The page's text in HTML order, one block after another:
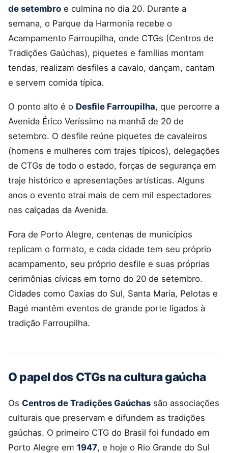
de setembro e culmina no dia 20. Durante a
semana, o Parque da Harmonia recebe o
Acampamento Farroupilha, onde CTGs (Centros de
Tradições Gaúchas), piquetes e famílias montam
tendas, realizam desfiles a cavalo, dançam, cantam
e servem comida típica.
O ponto alto é o Desfile Farroupilha, que percorre a
Avenida Érico Veríssimo na manhã de 20 de
setembro. O desfile reúne piquetes de cavaleiros
(homens e mulheres com trajes típicos), delegações
de CTGs de todo o estado, forças de segurança em
traje histórico e apresentações artísticas. Alguns
anos o evento atrai mais de cem mil espectadores
nas calçadas da Avenida.
Fora de Porto Alegre, centenas de municípios
replicam o formato, e cada cidade tem seu próprio
acampamento, seu próprio desfile e suas próprias
cerimônias cívicas em torno do 20 de setembro.
Cidades como Caxias do Sul, Santa Maria, Pelotas e
Bagé mantêm eventos de grande porte ligados à
tradição Farroupilha.
O papel dos CTGs na cultura gaúcha
Os Centros de Tradições Gaúchas são associações
culturais que preservam e difundem as tradições
gaúchas. O primeiro CTG do Brasil foi fundado em
Porto Alegre em 1947, e hoje o Rio Grande do Sul